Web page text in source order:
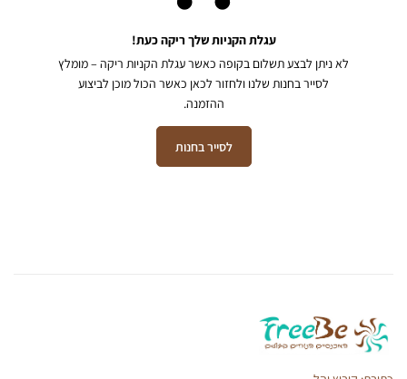
עגלת הקניות שלך ריקה כעת!
לא ניתן לבצע תשלום בקופה כאשר עגלת הקניות ריקה – מומלץ
לסייר בחנות שלנו ולחזור לכאן כאשר הכול מוכן לביצוע
ההזמנה.
לסייר בחנות